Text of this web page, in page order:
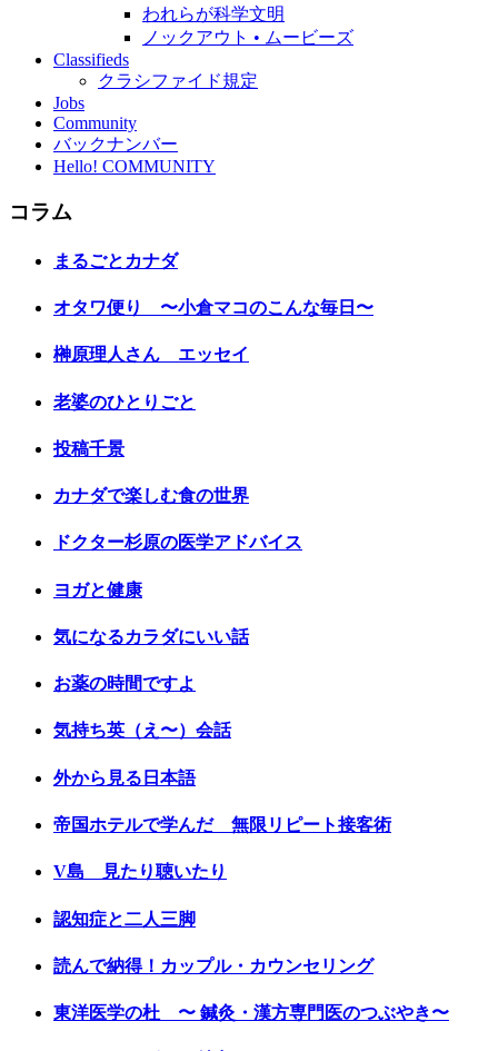
われらが科学文明
ノックアウト • ムービーズ
Classifieds
クラシファイド規定
Jobs
Community
バックナンバー
Hello! COMMUNITY
コラム
まるごとカナダ
オタワ便り 〜小倉マコのこんな毎日〜
榊原理人さん エッセイ
老婆のひとりごと
投稿千景
カナダで楽しむ食の世界
ドクター杉原の医学アドバイス
ヨガと健康
気になるカラダにいい話
お薬の時間ですよ
気持ち英（え〜）会話
外から見る日本語
帝国ホテルで学んだ 無限リピート接客術
V島 見たり聴いたり
認知症と二人三脚
読んで納得！カップル・カウンセリング
東洋医学の杜 〜 鍼灸・漢方専門医のつぶやき〜